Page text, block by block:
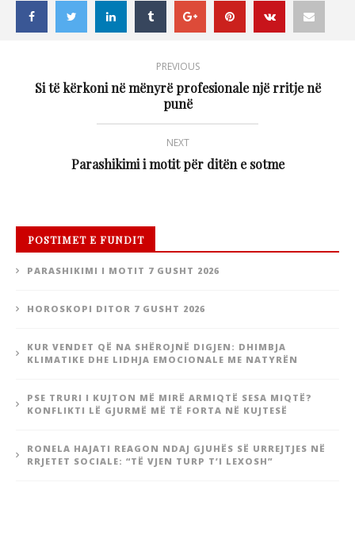
PREVIOUS
Si të kërkoni në mënyrë profesionale një rritje në
punë
NEXT
Parashikimi i motit për ditën e sotme
POSTIMET E FUNDIT
PARASHIKIMI I MOTIT 7 GUSHT 2026
HOROSKOPI DITOR 7 GUSHT 2026
KUR VENDET QË NA SHËROJNË DIGJEN: DHIMBJA
KLIMATIKE DHE LIDHJA EMOCIONALE ME NATYRËN
PSE TRURI I KUJTON MË MIRË ARMIQTË SESA MIQTË?
KONFLIKTI LË GJURMË MË TË FORTA NË KUJTESË
RONELA HAJATI REAGON NDAJ GJUHËS SË URREJTJES NË
RRJETET SOCIALE: “TË VJEN TURP T’I LEXOSH”